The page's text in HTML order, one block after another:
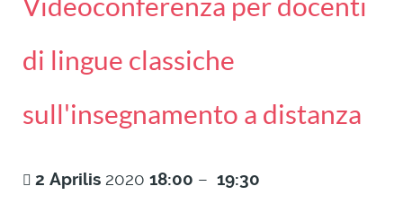
di lingue classiche
sull'insegnamento a distanza
2 Aprilis 2020 18:00 – 19:30